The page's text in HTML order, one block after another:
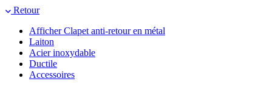
Retour
Afficher Clapet anti-retour en métal
Laiton
Acier inoxydable
Ductile
Accessoires